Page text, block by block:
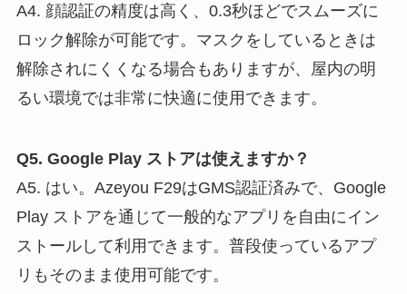
A4. 顔認証の精度は高く、0.3秒ほどでスムーズに
ロック解除が可能です。マスクをしているときは
解除されにくくなる場合もありますが、屋内の明
るい環境では非常に快適に使用できます。
Q5. Google Play ストアは使えますか？
A5. はい。Azeyou F29はGMS認証済みで、Google
Play ストアを通じて一般的なアプリを自由にイン
ストールして利用できます。普段使っているアプ
リもそのまま使用可能です。